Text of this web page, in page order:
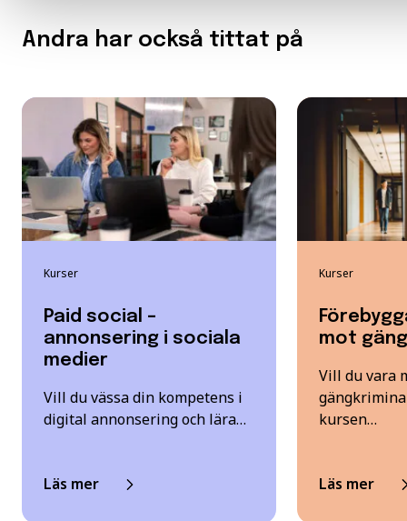
Andra har också tittat på
Kurser
Paid social –
annonsering i sociala
medier
Vill du vässa din kompetens i
digital annonsering och lära…
Läs mer
Kurser
mot
Vill du vara
kursen…
Läs mer